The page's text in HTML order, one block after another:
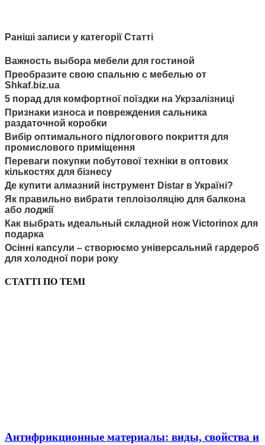
Раніші записи у категорії Статті
Важность выбора мебели для гостиной
Преобразите свою спальню с мебелью от
Shkaf.biz.ua
5 порад для комфортної поїздки на Укрзалізниці
Признаки износа и повреждения сальника
раздаточной коробки
Вибір оптимального підлогового покриття для
промислового приміщення
Переваги покупки побутової техніки в оптових
кількостях для бізнесу
Де купити алмазний інструмент Distar в Україні?
Як правильно вибрати теплоізоляцію для балкона
або лоджії
Как выбрать идеальный складной нож Victorinox для
подарка
Осінні капсули – створюємо універсальний гардероб
для холодної пори року
СТАТТІ ПО ТЕМІ
Антифрикционные материалы: виды, свойства и